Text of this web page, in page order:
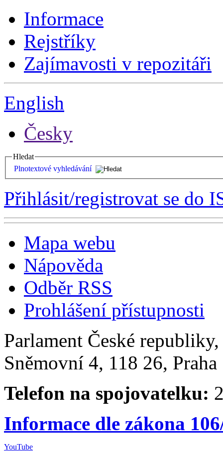
Informace
Rejstříky
Zajímavosti v repozitáři
English
Česky
Hledat
Plnotextové vyhledávání
Přihlásit/registrovat se do
Mapa webu
Nápověda
Odběr RSS
Prohlášení přístupnosti
Parlament České
Sněmovní 4, 118 26,
Telefon na spojovatelku:
Informace dle zákona
YouTube